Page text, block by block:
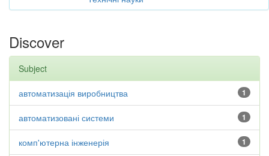
Discover
Subject
1
автоматизація виробництва
1
автоматизовані системи
1
комп'ютерна інженерія